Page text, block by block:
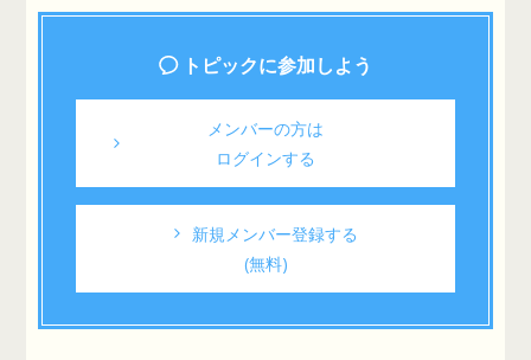
トピックに参加しよう
メンバーの方は
ログインする
新規メンバー登録する
(無料)